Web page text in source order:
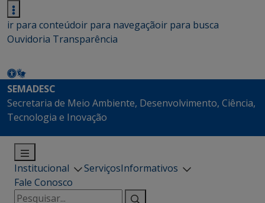
ir para conteúdoir para navegaçãoir para busca
Ouvidoria Transparência
SEMADESC
Secretaria de Meio Ambiente, Desenvolvimento, Ciência,
Tecnologia e Inovação
Institucional ServiçosInformativos
Fale Conosco
Pesquisar